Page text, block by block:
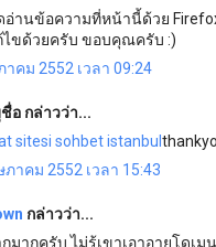
อ่านข้อความที่หน้านี้ด้วย
ไขด้วยครับ ขอบคุณครับ :)
าคม 2552 เวลา 09:24
อ กล่าวว่า...
sitesi sohbet istanbul
ภาคม 2552 เวลา 15:43
กล่าวว่า...
มากครับ ไม่รู้เขาเอาอายุโดเ